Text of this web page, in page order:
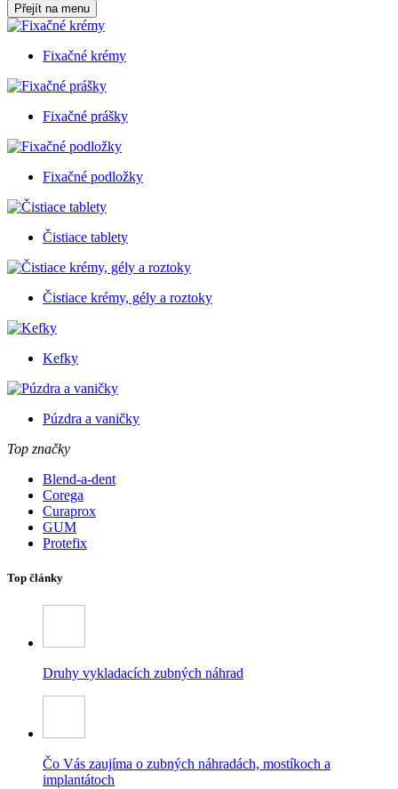
Přejít na menu
Fixačné krémy
Fixačné prášky
Fixačné podložky
Čistiace tablety
Čistiace krémy, gély a roztoky
Kefky
Púzdra a vaničky
Top značky
Blend-a-dent
Corega
Curaprox
GUM
Protefix
Top články
Druhy vykladacích zubných náhrad
Čo Vás zaujíma o zubných náhradách, mostíkoch a
implantátoch